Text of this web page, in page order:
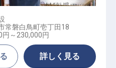
常磐白鳥町壱丁田18
円～ 230,000円
詳しく見る